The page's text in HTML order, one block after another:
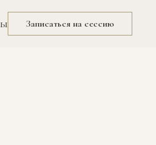
Записаться на сессию